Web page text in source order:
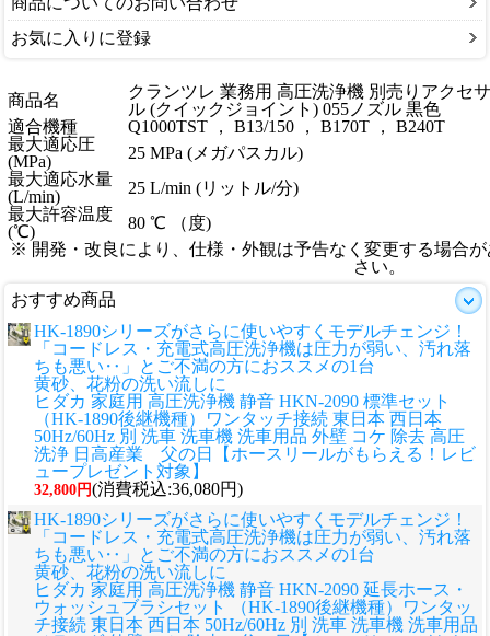
お気に入りに登録
商品名
クランツレ 業務用 高圧洗浄機 別売りアクセ
ル (クイックジョイント) 055ノズル 黒色
適合機種
Q1000TST ， B13/150 ， B170T ， B240T
最大適応圧
(MPa)
25 MPa (メガパスカル)
最大適応水量
(L/min)
25 L/min (リットル/分)
最大許容温度
(℃)
80 ℃ （度)
※ 開発・改良により、仕様・外観は予告なく変更する場合
さい。
おすすめ商品
HK-1890シリーズがさらに使いやすくモデルチェンジ！
「コードレス・充電式高圧洗浄機は圧力が弱い、汚れ落
ちも悪い‥」とご不満の方におススメの1台
黄砂、花粉の洗い流しに
ヒダカ 家庭用 高圧洗浄機 静音 HKN-2090 標準セット
（HK-1890後継機種）ワンタッチ接続 東日本 西日本
50Hz/60Hz 別 洗車 洗車機 洗車用品 外壁 コケ 除去 高圧
洗浄 日高産業 父の日【ホースリールがもらえる！レビ
ュープレゼント対象】
32,800円(消費税込:36,080円)
HK-1890シリーズがさらに使いやすくモデルチェンジ！
「コードレス・充電式高圧洗浄機は圧力が弱い、汚れ落
ちも悪い‥」とご不満の方におススメの1台
黄砂、花粉の洗い流しに
ヒダカ 家庭用 高圧洗浄機 静音 HKN-2090 延長ホース・
ウォッシュブラシセット （HK-1890後継機種）ワンタッ
チ接続 東日本 西日本 50Hz/60Hz 別 洗車 洗車機 洗車用品